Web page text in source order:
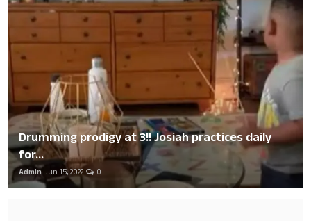
Drumming prodigy at 3!! Josiah practices daily
for...
Admin Jun 15, 2022 0